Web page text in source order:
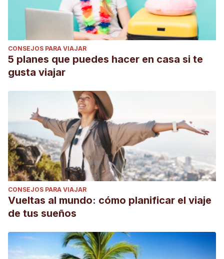
CONSEJOS PARA VIAJAR
5 planes que puedes hacer en casa si te
gusta viajar
CONSEJOS PARA VIAJAR
Vueltas al mundo: cómo planificar el viaje
de tus sueños